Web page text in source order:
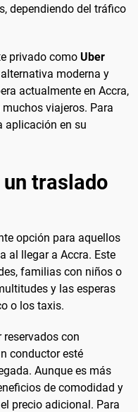
dependiendo del tráfico
privado como Uber
moderna y
actualmente en Accra,
viajeros. Para
aplicación en su
un traslado
opción para aquellos
al llegar a Accra. Este
familias con niños o
y las esperas
o los taxis.
con
conductor esté
Aunque es más
de comodidad y
precio adicional. Para